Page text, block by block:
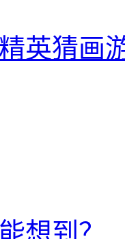
英猜画
想到？